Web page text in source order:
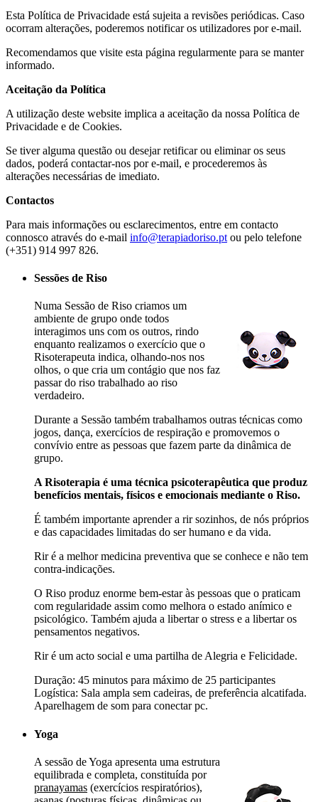
Esta Política de Privacidade está sujeita a revisões periódicas. Caso
ocorram alterações, poderemos notificar os utilizadores por e-mail.
Recomendamos que visite esta página regularmente para se manter
informado.
Aceitação da Política
A utilização deste website implica a aceitação da nossa Política de
Privacidade e de Cookies.
Se tiver alguma questão ou desejar retificar ou eliminar os seus
dados, poderá contactar-nos por e-mail, e procederemos às
alterações necessárias de imediato.
Contactos
Para mais informações ou esclarecimentos, entre em contacto
connosco através do e-mail info@terapiadoriso.pt ou pelo telefone
(+351) 914 997 826.
Sessões de Riso
Numa Sessão de Riso criamos um
ambiente de grupo onde todos
interagimos uns com os outros, rindo
enquanto realizamos o exercício que o
Risoterapeuta indica, olhando-nos nos
olhos, o que cria um contágio que nos faz
passar do riso trabalhado ao riso
verdadeiro.
Durante a Sessão também trabalhamos outras técnicas como
jogos, dança, exercícios de respiração e promovemos o
convívio entre as pessoas que fazem parte da dinâmica de
grupo.
A Risoterapia é uma técnica psicoterapêutica que produz
benefícios mentais, físicos e emocionais mediante o Riso.
É também importante aprender a rir sozinhos, de nós próprios
e das capacidades limitadas do ser humano e da vida.
Rir é a melhor medicina preventiva que se conhece e não tem
contra-indicações.
O Riso produz enorme bem-estar às pessoas que o praticam
com regularidade assim como melhora o estado anímico e
psicológico. Também ajuda a libertar o stress e a libertar os
pensamentos negativos.
Rir é um acto social e uma partilha de Alegria e Felicidade.
Duração: 45 minutos para máximo de 25 participantes
Logística: Sala ampla sem cadeiras, de preferência alcatifada.
Aparelhagem de som para conectar pc.
Yoga
A sessão de Yoga apresenta uma estrutura
equilibrada e completa, constituída por
pranayamas (exercícios respiratórios),